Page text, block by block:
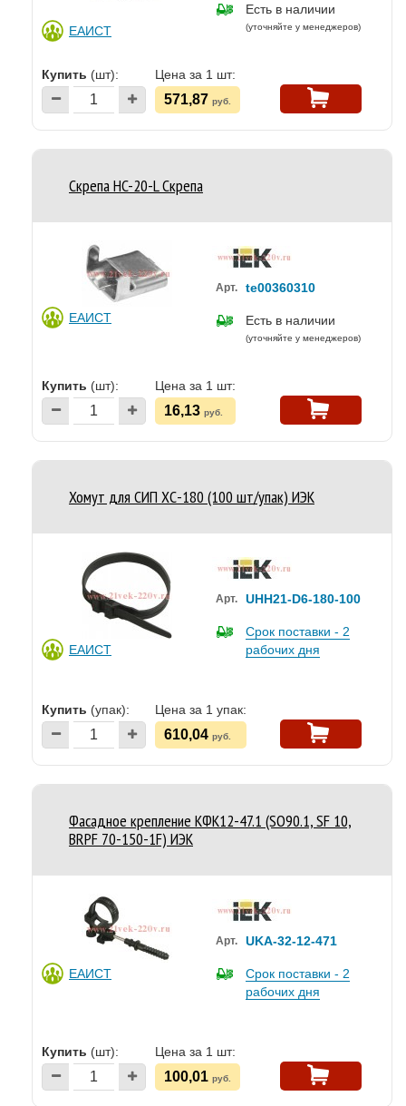
ЕАИСТ
Есть в наличии
(уточняйте у менеджеров)
Купить (шт): Цена за 1 шт:
571,87 руб.
Скрепа HC-20-L Скрепа
ЕАИСТ
Арт. te00360310
Есть в наличии
(уточняйте у менеджеров)
Купить (шт): Цена за 1 шт:
16,13 руб.
Хомут для СИП ХС-180 (100 шт/упак) ИЭК
ЕАИСТ
Арт. UHH21-D6-180-100
Срок поставки - 2
рабочих дня
Купить (упак): Цена за 1 упак:
610,04 руб.
Фасадное крепление КФК12-47.1 (SO90.1, SF 10,
BRPF 70-150-1F) ИЭК
ЕАИСТ
Арт. UKA-32-12-471
Срок поставки - 2
рабочих дня
Купить (шт): Цена за 1 шт:
100,01 руб.